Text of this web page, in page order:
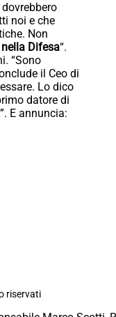
noi e che
Non
Difesa“.
“Sono
il Ceo di
Lo dico
datore di
E annuncia:
riservati